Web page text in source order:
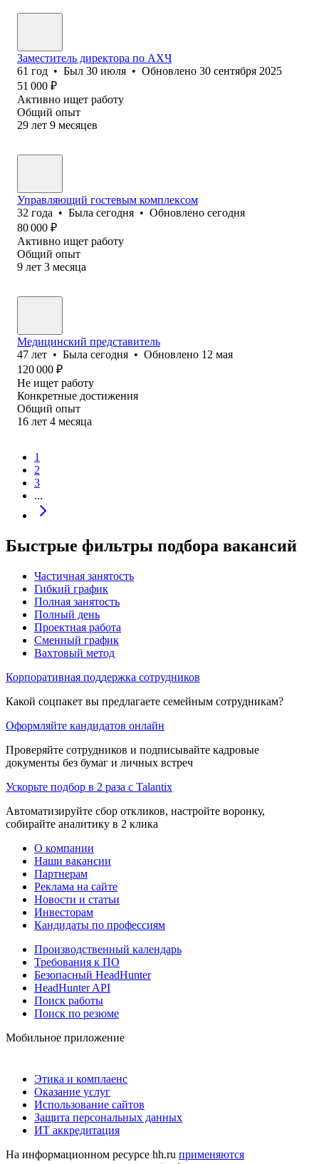
Заместитель директора по АХЧ
61 год • Был 30 июля • Обновлено 30 сентября 2025
51 000 ₽
Активно ищет работу
Общий опыт
29 лет 9 месяцев
Управляющий гостевым комплексом
32 года • Была сегодня • Обновлено сегодня
80 000 ₽
Активно ищет работу
Общий опыт
9 лет 3 месяца
Медицинский представитель
47 лет • Была сегодня • Обновлено 12 мая
120 000 ₽
Не ищет работу
Конкретные достижения
Общий опыт
16 лет 4 месяца
1
2
3
...
Быстрые фильтры подбора вакансий
Частичная занятость
Гибкий график
Полная занятость
Полный день
Проектная работа
Сменный график
Вахтовый метод
Корпоративная поддержка сотрудников
Какой соцпакет вы предлагаете семейным сотрудникам?
Оформляйте кандидатов онлайн
Проверяйте сотрудников и подписывайте кадровые
документы без бумаг и личных встреч
Ускорьте подбор в 2 раза с Talantix
Автоматизируйте сбор откликов, настройте воронку,
собирайте аналитику в 2 клика
О компании
Наши вакансии
Партнерам
Реклама на сайте
Новости и статьи
Инвесторам
Кандидаты по профессиям
Производственный календарь
Требования к ПО
Безопасный HeadHunter
HeadHunter API
Поиск работы
Поиск по резюме
Мобильное приложение
Этика и комплаенс
Оказание услуг
Использование сайтов
Защита персональных данных
ИТ аккредитация
На информационном ресурсе hh.ru применяются